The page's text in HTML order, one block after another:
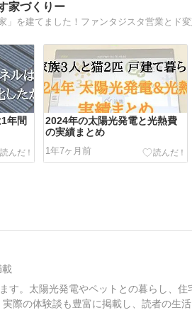
家づくりー
年間
2024年の太陽光発電と光熱費
の実績まとめ
1年7ヶ月前
す。太陽光発電やペットとの暮らし、
際の体験談も豊富に掲載し、読者の生